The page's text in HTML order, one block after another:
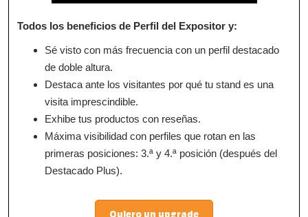
Todos los beneficios de Perfil del Expositor y:
Sé visto con más frecuencia con un perfil destacado
de doble altura.
Destaca ante los visitantes por qué tu stand es una
visita imprescindible.
Exhibe tus productos con reseñas.
Máxima visibilidad con perfiles que rotan en las
primeras posiciones: 3.ª y 4.ª posición (después del
Destacado Plus).
Quiero un upgrade